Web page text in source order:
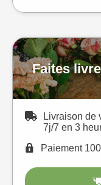
Faites
Livraison de
7j/7 en 3
Paiement